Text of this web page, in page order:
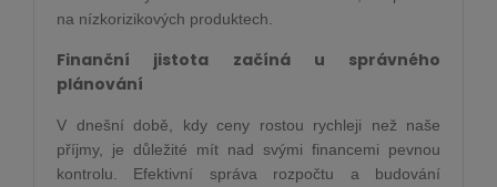
na nízkorizikových produktech.
Finanční jistota začíná u správného
plánování
V dnešní době, kdy ceny rostou rychleji než naše
příjmy, je důležité mít nad svými financemi pevnou
kontrolu. Efektivní správa rozpočtu a budování